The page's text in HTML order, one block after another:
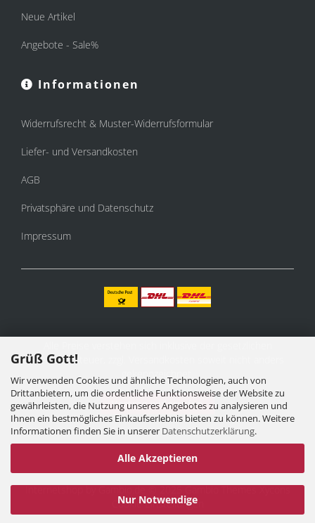
Grüß Gott!
Wir verwenden Cookies und ähnliche Technologien, auch von
Drittanbietern, um die ordentliche Funktionsweise der Website zu
gewährleisten, die Nutzung unseres Angebotes zu analysieren und
Ihnen ein bestmögliches Einkaufserlebnis bieten zu können. Weitere
Informationen finden Sie in unserer Datenschutzerklärung.
Alle Akzeptieren
Nur Notwendige
Neue Artikel
Angebote - Sale%
Informationen
Widerrufsrecht & Muster-Widerrufsformular
Liefer- und Versandkosten
AGB
Privatsphäre und Datenschutz
Impressum
Mehrwertsteuer, zzgl.
gekennzeichnet.
Vertrag widerrufen
Internetshopby Gambio.de © 2025 Gambio ThemesXycons
Cookie Einstellungen